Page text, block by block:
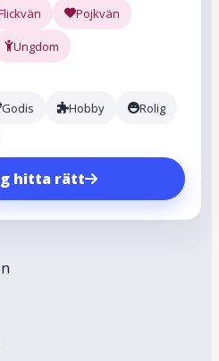
Pojkvän
Ungdom
Godis Hobby Rolig
hitta rätt